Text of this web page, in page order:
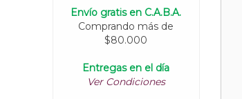
Envío gratis en C.A.B.A.
Comprando más de
$80.000
Entregas en el día
Ver Condiciones